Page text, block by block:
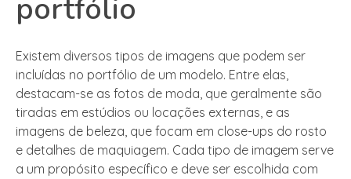
portfólio
Existem diversos tipos de imagens que podem ser
incluídas no portfólio de um modelo. Entre elas,
destacam-se as fotos de moda, que geralmente são
tiradas em estúdios ou locações externas, e as
imagens de beleza, que focam em close-ups do rosto
e detalhes de maquiagem. Cada tipo de imagem serve
a um propósito específico e deve ser escolhida com